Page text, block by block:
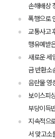
손해배상
폭행으로
교통사고
행유예받
새로운 세
금 반환소
음란물 영
보이스피
부당이득
지속적으
서 맞고소